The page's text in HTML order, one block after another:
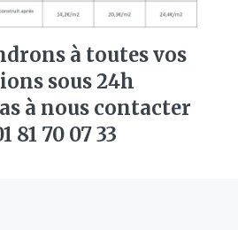
à toutes vos
sous 24h
à nous contacter
81 70 07 33